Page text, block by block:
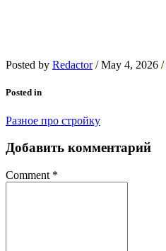
Posted by Redactor / May 4, 2026 /
Posted in
Разное про стройку
Добавить комментарий
Comment *